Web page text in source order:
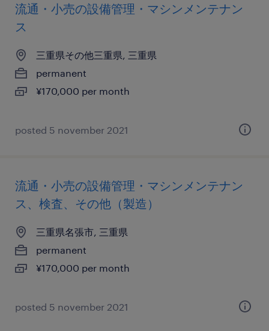
流通・小売の設備管理・マシンメンテナン
ス
三重県その他三重県, 三重県
permanent
¥170,000 per month
posted 5 november 2021
流通・小売の設備管理・マシンメンテナン
ス、検査、その他（製造）
三重県名張市, 三重県
permanent
¥170,000 per month
posted 5 november 2021